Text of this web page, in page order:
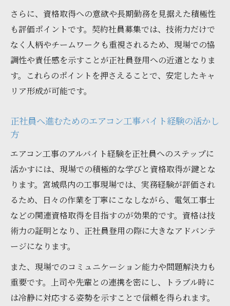
さらに、資格取得への意欲や長期勤務を見据えた積極性
も評価ポイントです。契約社員募集では、技術力だけで
なく人柄やチームワークも重視されるため、現場での協
調性や責任感を示すことが正社員登用への近道となりま
す。これらのポイントを押さえることで、安定したキャ
リア形成が可能です。
正社員へ進むためのエアコン工事バイト経験の活かし
方
エアコン工事のアルバイト経験を正社員へのステップに
活かすには、現場での積極的な学びと資格取得が鍵とな
ります。宮城県内の工事現場では、実務経験が評価され
るため、日々の作業を丁寧にこなしながら、電気工事士
などの関連資格取得を目指すのが効果的です。資格は技
術力の証明となり、正社員登用の際に大きなアドバンテ
ージになります。
また、現場でのコミュニケーション能力や問題解決力も
重要です。上司や先輩との連携を密にし、トラブル時に
は冷静に対応する姿勢を示すことで信頼を得られます。